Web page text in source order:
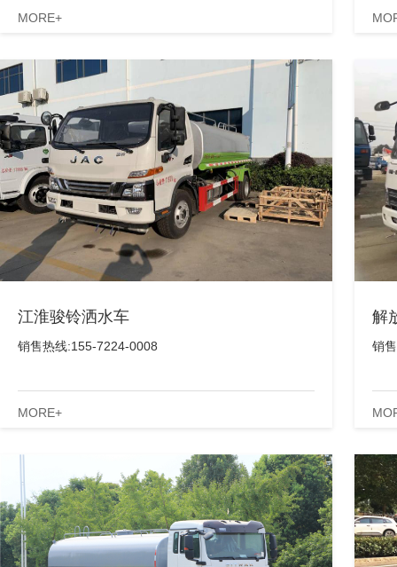
MORE+
江淮骏铃洒水车
销售热线:155-7224-0008
MORE+
解
销